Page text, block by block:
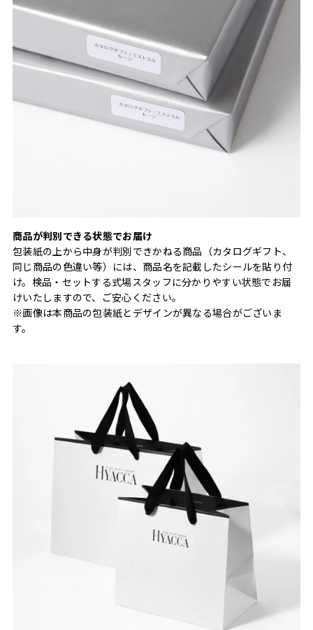
商品が判別できる状態でお届け
包装紙の上から中身が判別できかねる商品（カタログギフト、
同じ商品の色違い等）には、商品名を記載したシールを貼り付
け。検品・セットする式場スタッフに分かりやすい状態でお届
けいたしますので、ご安心ください。
※画像は本商品の包装紙とデザインが異なる場合がございま
す。